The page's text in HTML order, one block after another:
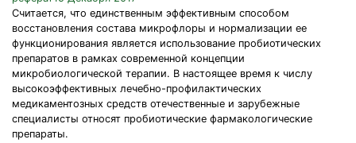
Считается, что единственным эффективным способом
восстановления состава микрофлоры и нормализации ее
функционирования является использование пробиотических
препаратов в рамках современной концепции
микробиологической терапии. В настоящее время к числу
высокоэффективных лечебно-профилактических
медикаментозных средств отечественные и зарубежные
специалисты относят пробиотические фармакологические
препараты.